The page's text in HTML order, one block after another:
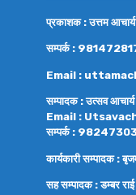
प्रकाशक : उत्तम आचार्य
सम्पर्क :
Email :
सम्पादक : उत्सव आचार्य
Email :
सम्पर्क :
कार्यकारी सम्पादक :
सह सम्पादक : डम्बर राई